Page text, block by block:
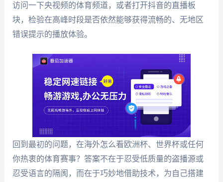
访问一下央视频的体育频道，或者打开抖音的直播板
块，检验在高峰时段是否依然能够获得流畅的、无地区
错误提示的播放体验。
回到最初的问题，在海外怎么看欧洲杯、世界杯或任何
你热衷的体育赛事？答案不在于忍受低质量的盗播源或
忍受语言的隔阂，而在于巧妙地借助技术，为自己搭建